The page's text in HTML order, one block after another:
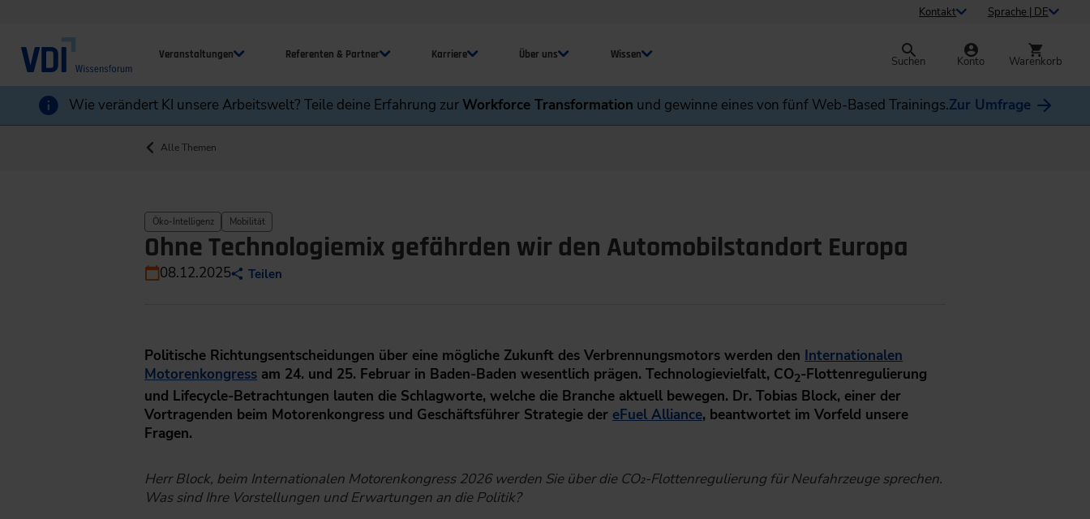
Kontakt Sprache | DE
Veranstaltungen Referenten & Partner Karriere Über uns Wissen Suchen Konto Warenkorb
Wie verändert KI unsere Arbeitswelt? Teile deine Erfahrung zurWorkforce Transformation und gewinne eines von fünf Web-Based Trainings.Zur Umfrage
Alle Themen
Öko-Intelligenz Mobilität
Ohne Technologiemix gefährden wir den Automobilstandort Europa
08.12.2025 Teilen
Politische Richtungsentscheidungen über eine mögliche Zukunft des Verbrennungsmotors werden den Internationalen
Motorenkongress am 24. und 25. Februar in Baden-Baden wesentlich prägen. Technologievielfalt, CO2-Flottenregulierung
und Lifecycle-Betrachtungen lauten die Schlagworte, welche die Branche aktuell bewegen. Dr. Tobias Block, einer der
Vortragenden beim Motorenkongress und Geschäftsführer Strategie der eFuel Alliance, beantwortet im Vorfeld unsere
Fragen.
Herr Block, beim Internationalen Motorenkongress 2026 werden Sie über die CO₂-Flottenregulierung für Neufahrzeuge sprechen.
Was sind Ihre Vorstellungen und Erwartungen an die Politik?